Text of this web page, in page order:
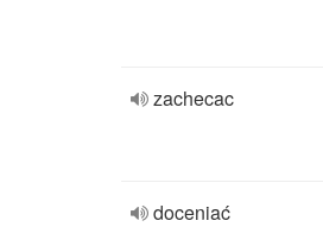
zachecac
doceniać